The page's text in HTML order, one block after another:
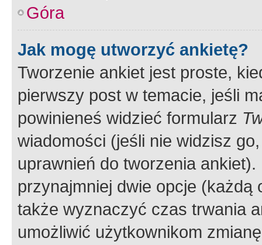
Góra
Jak mogę utworzyć ankietę?
Tworzenie ankiet jest proste,
pierwszy post w temacie, jeśli
powinieneś widzieć formularz
wiadomości (jeśli nie widzisz
uprawnień do tworzenia
przynajmniej dwie opcje
także wyznaczyć czas trwania
umożliwić użytkownikom